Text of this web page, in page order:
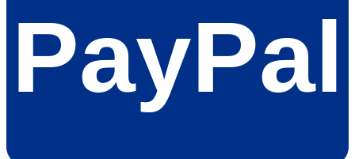
PayPal